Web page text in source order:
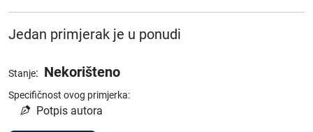
Jedan primjerak je u ponudi
Stanje: Nekorišteno
Specifičnost ovog primjerka:
Potpis autora